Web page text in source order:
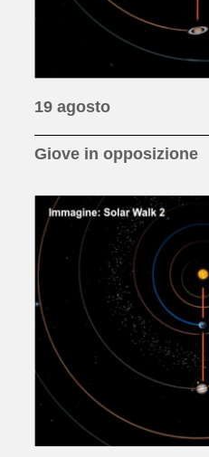
19 agosto
Giove in opposizione